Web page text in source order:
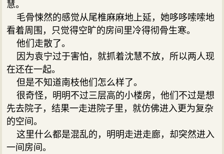
慧。
毛骨悚然的感觉从尾椎麻麻地上延，她哆哆嗦嗦地
看着周围，只觉得空旷的房间里冷得彻骨生寒。
他们走散了。
因为袁宁过于害怕，就抓着沈慧不放，所以两人现
在还在一起。
但是不知道南枝他们怎么样了。
很奇怪，明明不过三层高的小楼房，他们不过是想
先去院子，结果一走进院子里，就仿佛进入更为复杂
的空间。
这里什么都是混乱的，明明走进走廊，却突然进入
一间房间。